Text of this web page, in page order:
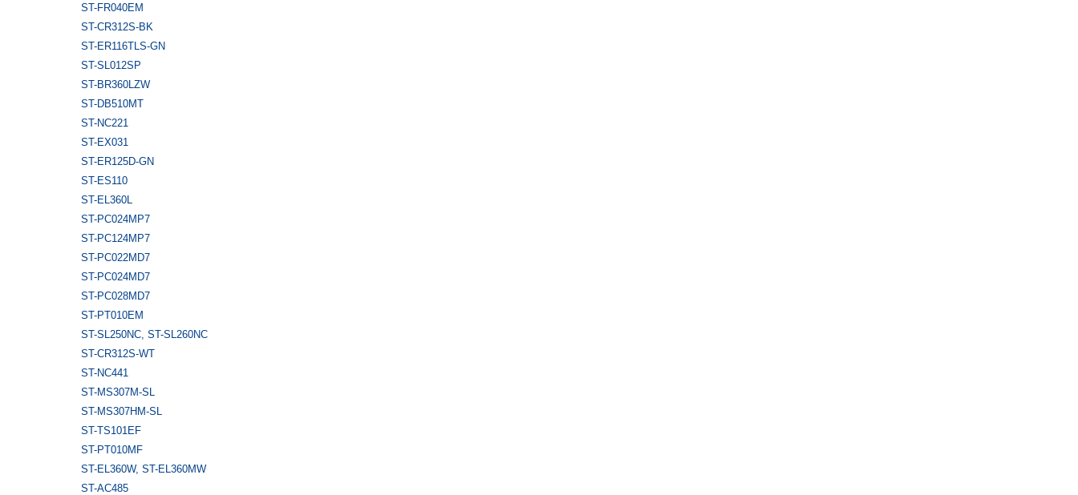
ST-FR040EM
ST-CR312S-BK
ST-ER116TLS-GN
ST-SL012SP
ST-BR360LZW
ST-DB510MT
ST-NC221
ST-EX031
ST-ER125D-GN
ST-ES110
ST-EL360L
ST-PC024MP7
ST-PC124MP7
ST-PC022MD7
ST-PC024MD7
ST-PC028MD7
ST-PT010EM
ST-SL250NC, ST-SL260NС
ST-CR312S-WT
ST-NC441
ST-MS307M-SL
ST-MS307HM-SL
ST-TS101EF
ST-PT010MF
ST-EL360W, ST-EL360MW
ST-AC485